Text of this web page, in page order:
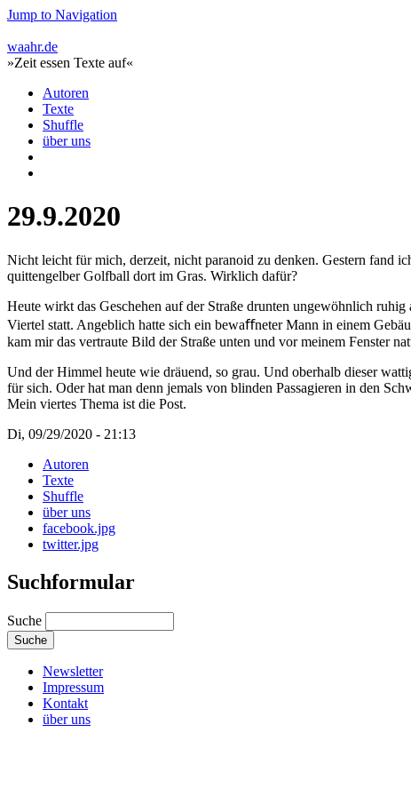
Jump to Navigation
waahr.de
»Zeit essen Texte auf«
Autoren
Texte
Shuffle
über uns
29.9.2020
Nicht leicht für mich, derzeit, nicht paranoid zu denken. Gestern fand
quittengelber Golfball dort im Gras. Wirklich dafür?
Heute wirkt das Geschehen auf der Straße drunten ungewöhnlich
Viertel statt. Angeblich hatte sich ein bewaﬀneter Mann in einem
kam mir das vertraute Bild der Straße unten und vor meinem Fenster
Und der Himmel heute wie dräuend, so grau. Und oberhalb dieser
für sich. Oder hat man denn jemals von blinden Passagieren in den
Mein viertes Thema ist die Post.
Di, 09/29/2020 - 21:13
Autoren
Texte
Shuffle
über uns
facebook.jpg
twitter.jpg
Suchformular
Suche
Newsletter
Impressum
Kontakt
über uns